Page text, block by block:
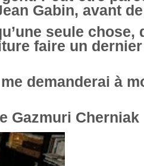
Gabin, avant
seule chose,
faire un
demanderai à
Gazmuri Cherniak